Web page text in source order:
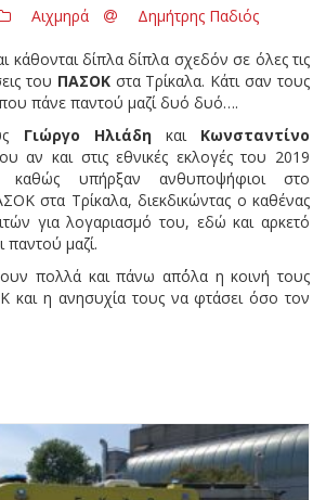
Αιχμηρά Δημήτρης Παδιός
κάθονται δίπλα δίπλα σχεδόν σε όλες τις
του ΠΑΣΟΚστα Τρίκαλα. Κάτι σαν τους
πάνε παντού μαζί δυό δυό….
Γιώργο Ηλιάδη και Κωνσταντίνο
αν και στις εθνικές εκλογές του 2019
καθώς υπήρξαν ανθυποψήφιοι στο
στα Τρίκαλα, διεκδικώντας ο καθένας
για λογαριασμό του, εδώ και αρκετό
παντού μαζί.
πολλά και πάνω απ΄όλα η κοινή τους
και η ανησυχία τους να φτάσει όσο τον